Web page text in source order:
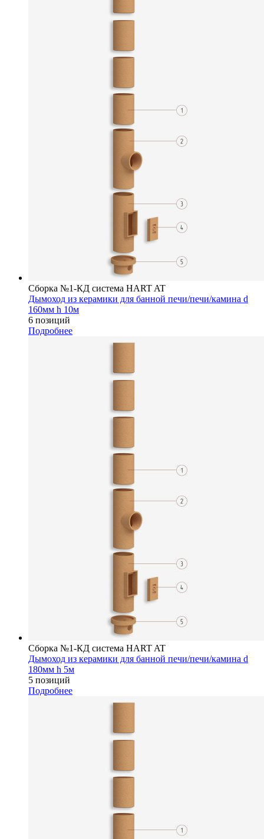
Сборка №1-КД система HART AT
Дымоход из керамики для банной печи/печи/камина d
160мм h 10м
6 позиций
Подробнее
Сборка №1-КД система HART AT
Дымоход из керамики для банной печи/печи/камина d
180мм h 5м
5 позиций
Подробнее